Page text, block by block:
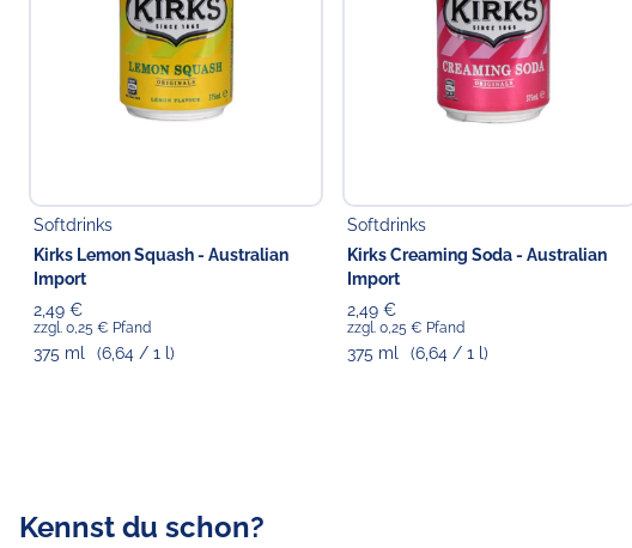
Softdrinks
Kirks Lemon Squash - Australian
Import
2,49 €
zzgl. 0,25 € Pfand
375 ml (6,64 / 1 l)
Softdrinks
Kirks Creaming Soda - Australian
Import
2,49 €
zzgl. 0,25 € Pfand
375 ml (6,64 / 1 l)
Kennst du schon?